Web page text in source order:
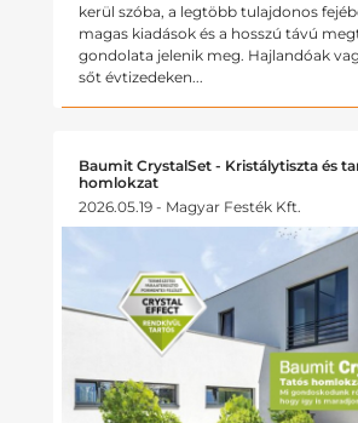
kerül szóba, a legtöbb tulajdonos
magas kiadások és a hosszú távú
gondolata jelenik meg. Hajlandóak
sőt évtizedeken...
Baumit CrystalSet - Kristálytiszta és
homlokzat
2026.05.19 - Magyar Festék Kft.